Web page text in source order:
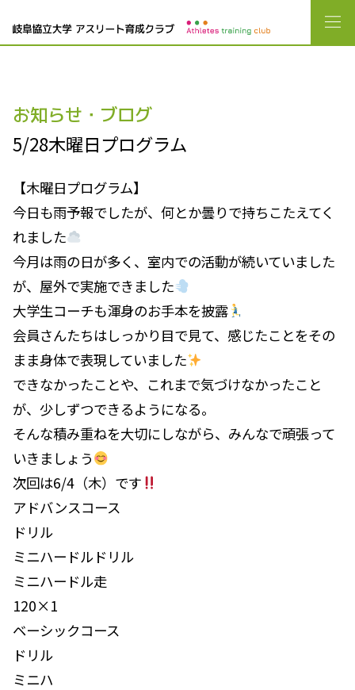
お知らせ・ブログ
5/28木曜日プログラム
【木曜日プログラム】
今日も雨予報でしたが、何とか曇りで持ちこたえてく
れました
今月は雨の日が多く、室内での活動が続いていました
が、屋外で実施できました
大学生コーチも渾身のお手本を披露
会員さんたちはしっかり目で見て、感じたことをその
まま身体で表現していました
できなかったことや、これまで気づけなかったこと
が、少しずつできるようになる。
そんな積み重ねを大切にしながら、みんなで頑張って
いきましょう
次回は6/4（木）です
アドバンスコース
ドリル
ミニハードルドリル
ミニハードル走
120×1
ベーシックコース
ドリル
ミニハ